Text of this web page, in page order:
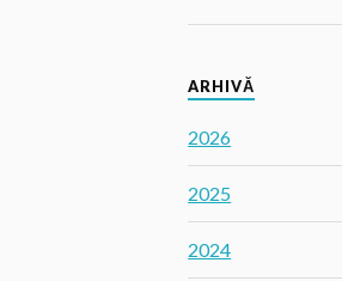
ARHIVĂ
2026
2025
2024